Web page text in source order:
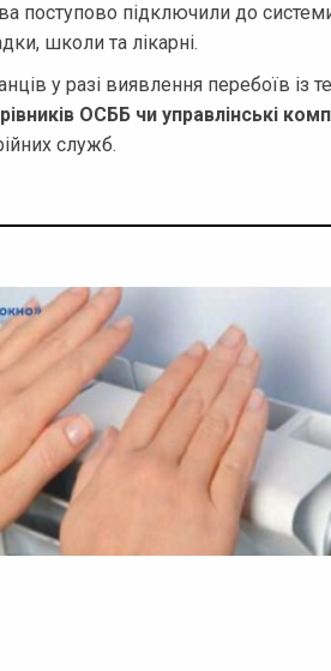
поступово підключили до
школи та лікарні.
у разі виявлення перебоїв із
ОСББ чи управлінські
служб.